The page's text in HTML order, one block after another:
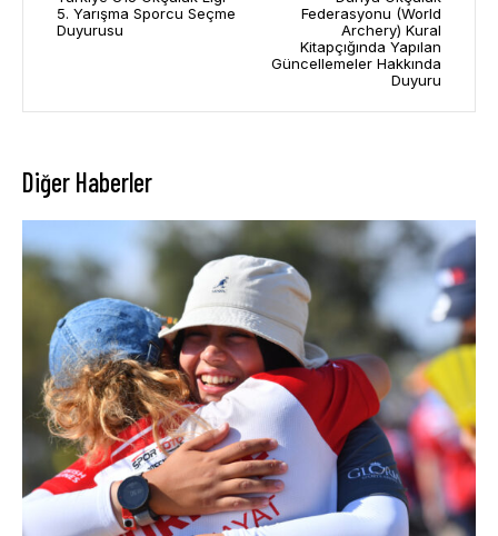
5. Yarışma Sporcu Seçme
Duyurusu
Federasyonu (World
Archery) Kural
Kitapçığında Yapılan
Güncellemeler Hakkında
Duyuru
Diğer Haberler